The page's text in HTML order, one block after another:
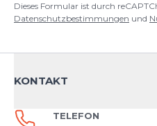
Dieses Formular ist durch
Datenschutzbestimmungen und
KONTAKT
TELEFON